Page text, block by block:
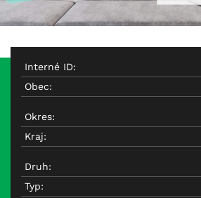
Interné ID:
Obec:
Okres:
Kraj:
Druh:
Typ: